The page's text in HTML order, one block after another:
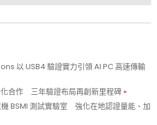
以 USB4 驗證實力引領 AI PC 高速傳輸
合作 三年驗證布局再創新里程碑
BSMI 測試實驗室 強化在地認證量能、加